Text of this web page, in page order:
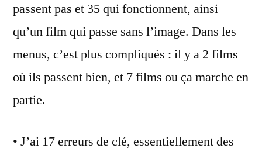
passent pas et 35 qui fonctionnent, ainsi
qu’un film qui passe sans l’image. Dans les
menus, c’est plus compliqués : il y a 2 films
où ils passent bien, et 7 films ou ça marche en
partie.
• J’ai 17 erreurs de clé, essentiellement des